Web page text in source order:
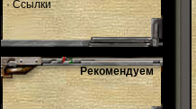
·Ссылки
Рекомендуем